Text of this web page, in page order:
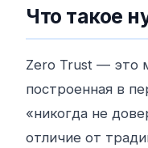
Что такое
Zero Trust — это
построенная в
«никогда не
отличие от